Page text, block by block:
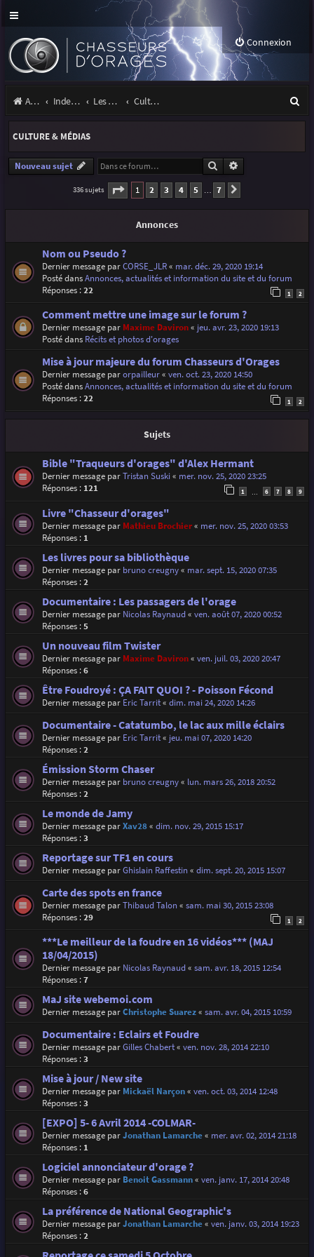
Connexion
Accueil Index du forum Les orages Culture & médias
e
r
CULTURE & MÉDIAS
Nouveau sujet Rechercher
336 sujets Page 1sur
1 2 3 4 5 … 7
Annonces
Nom ou Pseudo ?
Dernier message parCORSE_JLR« mar. déc. 29, 2020 19:14
Posté dansAnnonces, actualités et information du site et du forum
Réponses :22 1 2
Comment mettre une image sur le forum ?
Dernier message par Maxime Daviron« jeu. avr. 23, 2020 19:13
Posté dans Récits et photos d'orages
Mise à jour majeure du forum Chasseurs d'Orages
Dernier message parorpailleur« ven. oct. 23, 2020 14:50
Posté dansAnnonces, actualités et information du site et du forum
Réponses :22 1 2
Sujets
Bible "Traqueurs d'orages" d'Alex Hermant
Dernier message parTristan Suski« mer. nov. 25, 2020 23:25
Réponses : 121 1 6 7 8 9
Livre "Chasseur d'orages"
Dernier message par Mathieu Brochier« mer. nov. 25, 2020 03:53
Réponses : 1
Les livres pour sa bibliothèque
Dernier message par bruno creugny« mar. sept. 15, 2020 07:35
Réponses :2
Documentaire : Les passagers de l'orage
Dernier message par Nicolas Raynaud« ven. août 07, 2020 00:52
Réponses :5
Un nouveau film Twister
Dernier message par Maxime Daviron« ven. juil. 03, 2020 20:47
Réponses :6
Être Foudroyé : ÇA FAIT QUOI ? - Poisson Fécond
Dernier message par Eric Tarrit« dim. mai 24, 2020 14:26
Documentaire - Catatumbo, le lac aux mille éclairs
Dernier message par Eric Tarrit« jeu. mai 07, 2020 14:20
Réponses :2
Émission Storm Chaser
Dernier message par bruno creugny« lun. mars 26, 2018 20:52
Réponses :2
Le monde de Jamy
Dernier message parXav28« dim. nov. 29, 2015 15:17
Réponses :3
Reportage sur TF1 en cours
Dernier message parGhislain Raffestin« dim. sept. 20, 2015 15:07
Carte des spots en france
Dernier message parThibaud Talon« sam. mai 30, 2015 23:08
Réponses :29 1 2
***Le meilleur de la foudre en 16 vidéos*** (MAJ
18/04/2015)
Dernier message par Nicolas Raynaud« sam. avr. 18, 2015 12:54
Réponses :7
MaJ site webemoi.com
Dernier message parChristophe Suarez« sam. avr. 04, 2015 10:59
Documentaire : Eclairs et Foudre
Dernier message parGilles Chabert« ven. nov. 28, 2014 22:10
Réponses :3
Mise à jour / New site
Dernier message par Mickaël Narçon« ven. oct. 03, 2014 12:48
Réponses :3
[EXPO] 5- 6 Avril 2014 -COLMAR-
Dernier message parJonathan Lamarche« mer. avr. 02, 2014 21:18
Réponses : 1
Logiciel annonciateur d'orage ?
Dernier message par Benoit Gassmann« ven. janv. 17, 2014 20:48
Réponses :6
La préférence de National Geographic's
Dernier message parJonathan Lamarche« ven. janv. 03, 2014 19:23
Réponses :2